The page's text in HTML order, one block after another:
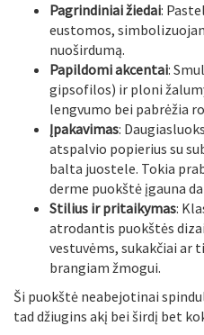
Pagrindiniai žiedai:
eustomos,
nuoširdumą.
Papildomi akcentai:
gipsofilos) ir ploni
lengvumo bei pabrėžia
Įpakavimas:
atspalvio popierius su
balta juostele. Tokia
derme puokštė įgauna
Stilius ir pritaikymas:
atrodantis puokštės
vestuvėms, sukakčiai ar
brangiam žmogui.
Ši puokštė neabejotinai
tad džiugins akį bei širdį bet